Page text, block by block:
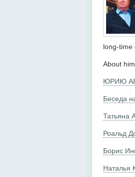
long-time
About
ЮРИЮ
Беседа
Роальд
Борис